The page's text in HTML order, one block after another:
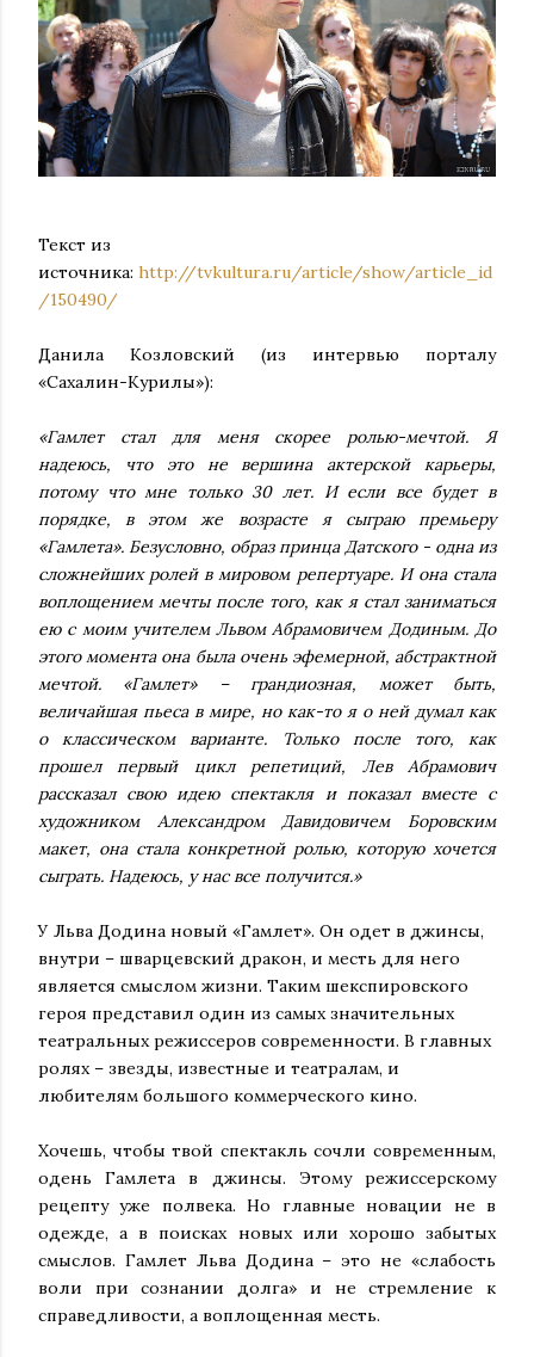
Текст из
источника: http://tvkultura.ru/article/show/article_id
/150490/
Данила Козловский (из интервью порталу
«Сахалин-Курилы»):
«Гамлет стал для меня скорее ролью-мечтой. Я
надеюсь, что это не вершина актерской карьеры,
потому что мне только 30 лет. И если все будет в
порядке, в этом же возрасте я сыграю премьеру
«Гамлета». Безусловно, образ принца Датского - одна из
сложнейших ролей в мировом репертуаре. И она стала
воплощением мечты после того, как я стал заниматься
ею с моим учителем Львом Абрамовичем Додиным. До
этого момента она была очень эфемерной, абстрактной
мечтой. «Гамлет» – грандиозная, может быть,
величайшая пьеса в мире, но как-то я о ней думал как
о классическом варианте. Только после того, как
прошел первый цикл репетиций, Лев Абрамович
рассказал свою идею спектакля и показал вместе с
художником Александром Давидовичем Боровским
макет, она стала конкретной ролью, которую хочется
сыграть. Надеюсь, у нас все получится.»
У Льва Додина новый «Гамлет». Он одет в джинсы,
внутри – шварцевский дракон, и месть для него
является смыслом жизни. Таким шекспировского
героя представил один из самых значительных
театральных режиссеров современности. В главных
ролях – звезды, известные и театралам, и
любителям большого коммерческого кино.
Хочешь, чтобы твой спектакль сочли современным,
одень Гамлета в джинсы. Этому режиссерскому
рецепту уже полвека. Но главные новации не в
одежде, а в поисках новых или хорошо забытых
смыслов. Гамлет Льва Додина – это не «слабость
воли при сознании долга» и не стремление к
справедливости, а воплощенная месть.